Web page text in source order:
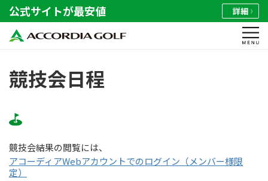
公式サイトが最安値 詳細
競技会日程
競技会結果の閲覧には、
アコーディアWebアカウントでのログイン（メンバー様限
定）